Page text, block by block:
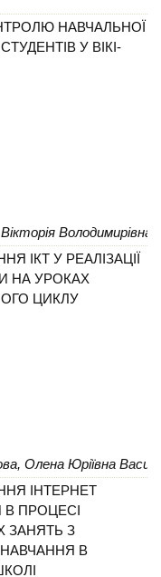
НАВЧАЛЬНОЇ
У ВІКІ-
Володимирівна
ІКТ У РЕАЛІЗАЦІЇ
НА УРОКАХ
ЦИКЛУ
Олена Юріївна
ІНТЕРНЕТ
В ПРОЦЕСІ
ЗАНЯТЬ З
В